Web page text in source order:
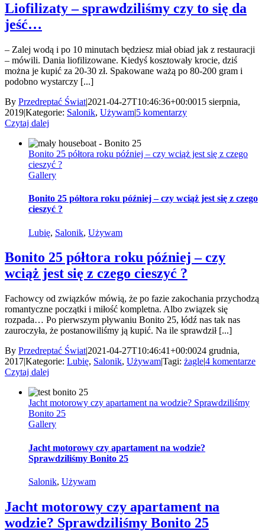
Liofilizaty – sprawdziliśmy czy to się da
jeść…
– Zalej wodą i po 10 minutach będziesz miał obiad jak z restauracji
– mówili. Dania liofilizowane. Kiedyś kosztowały krocie, dziś
można je kupić za 20-30 zł. Spakowane ważą po 80-200 gram i
podobno wystarczy [...]
By Przedreptać Świat|2021-04-27T10:46:36+00:0015 sierpnia,
2019|Kategorie: Salonik, Używam|5 komentarzy
Czytaj dalej
Bonito 25 półtora roku później – czy wciąż jest się z czego
cieszyć ?
Gallery
Bonito 25 półtora roku później – czy wciąż jest się z czego
cieszyć ?
Lubię, Salonik, Używam
Bonito 25 półtora roku później – czy
wciąż jest się z czego cieszyć ?
Fachowcy od związków mówią, że po fazie zakochania przychodzą
romantyczne początki i miłość kompletna. Albo związek się
rozpada… Po pierwszym pływaniu Bonito 25, łódź nas tak nas
zauroczyła, że postanowiliśmy ją kupić. Na ile sprawdził [...]
By Przedreptać Świat|2021-04-27T10:46:41+00:0024 grudnia,
2017|Kategorie: Lubię, Salonik, Używam|Tagi: żagle|4 komentarze
Czytaj dalej
Jacht motorowy czy apartament na wodzie? Sprawdziliśmy
Bonito 25
Gallery
Jacht motorowy czy apartament na wodzie?
Sprawdziliśmy Bonito 25
Salonik, Używam
Jacht motorowy czy apartament na
wodzie? Sprawdziliśmy Bonito 25